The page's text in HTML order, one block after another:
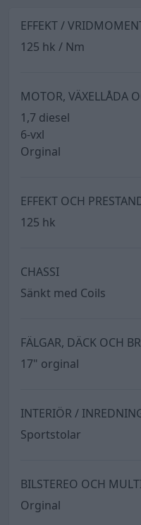
EFFEKT /
125 hk / Nm
MOTOR, VÄXELLÅDA
1,7 diesel
6-vxl
Orginal
EFFEKT OCH
125 hk
CHASSI
Sänkt med Coils
FÄLGAR, DÄCK OCH
17" orginal
INTERIÖR /
Sportstolar
BILSTEREO OCH
Orginal